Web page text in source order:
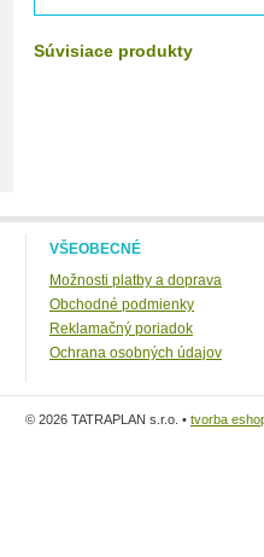
Súvisiace produkty
VŠEOBECNÉ
Možnosti platby a doprava
Obchodné podmienky
Reklamačný poriadok
Ochrana osobných údajov
© 2026 TATRAPLAN s.r.o. • tvorba